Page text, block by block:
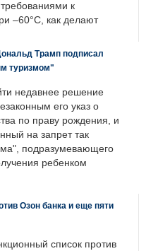
к
–60°C, как делают
Трамп подписал
туризмом"
недавнее решение
его указ о
по праву рождения, и
на запрет так
подразумевающего
ребенком
Озон банка и еще пяти
список против